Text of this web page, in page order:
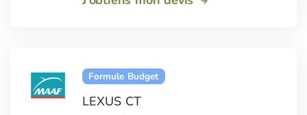
Formule Budget
LEXUS CT